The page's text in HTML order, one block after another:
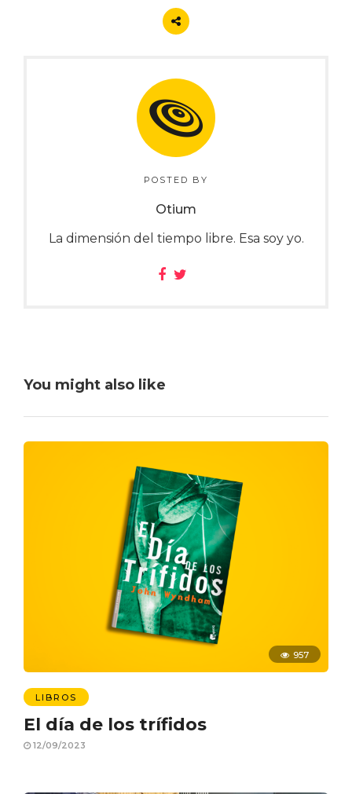
POSTED BY
Otium
La dimensión del tiempo libre. Esa soy yo.
You might also like
957
LIBROS
El día de los trífidos
12/09/2023